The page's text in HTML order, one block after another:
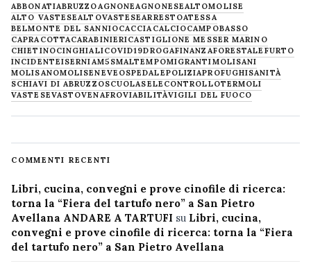
ABBONATIABRUZZOAGNONEAGNONESEALTOMOLISE
ALTO VASTESEALTOVASTESEARRESTOATESSA
BELMONTE DEL SANNIOCACCIACALCIOCAMPOBASSO
CAPRACOTTACARABINIERICASTIGLIONE MESSER MARINO
CHIETINOCINGHIALICOVID19DROGAFINANZAFORESTALE FURTO
INCIDENTEISERNIAM5SMALTEMPOMIGRANTIMOLISANI
MOLISANOMOLISENEVE OSPEDALEPOLIZIAPROFUGHISANITÀ
SCHIAVI DI ABRUZZOSCUOLASELECONTROLLOTERMOLI
VASTESEVASTOVENAFROVIABILITÀVIGILI DEL FUOCO
COMMENTI RECENTI
Libri, cucina, convegni e prove cinofile di ricerca:
torna la “Fiera del tartufo nero” a San Pietro
Avellana ANDARE A TARTUFI su Libri, cucina,
convegni e prove cinofile di ricerca: torna la “Fiera
del tartufo nero” a San Pietro Avellana